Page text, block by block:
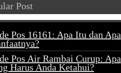
Post
Pos 16161: Apa Itu dan Apa
Pos Air Rambai Curup: Apa
Harus Anda Ketahui?